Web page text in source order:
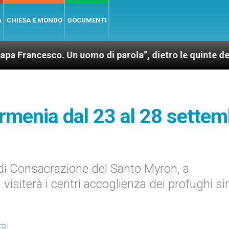
CHIESA E MONDO DOCUMENTI
Un uomo di parola”, dietro le quinte
dal 23 al 28
Consacrazione del Santo Myron, a
i centri accoglienza dei profughi